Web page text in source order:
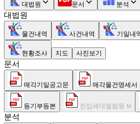
대법원 문서 분석
대법원
물건내역 사건내역 기일내
현황조사 지도 사진보기
문서
매각기일공고문 매각물건명세서
등기부등본 전입세대열람원 M
분석